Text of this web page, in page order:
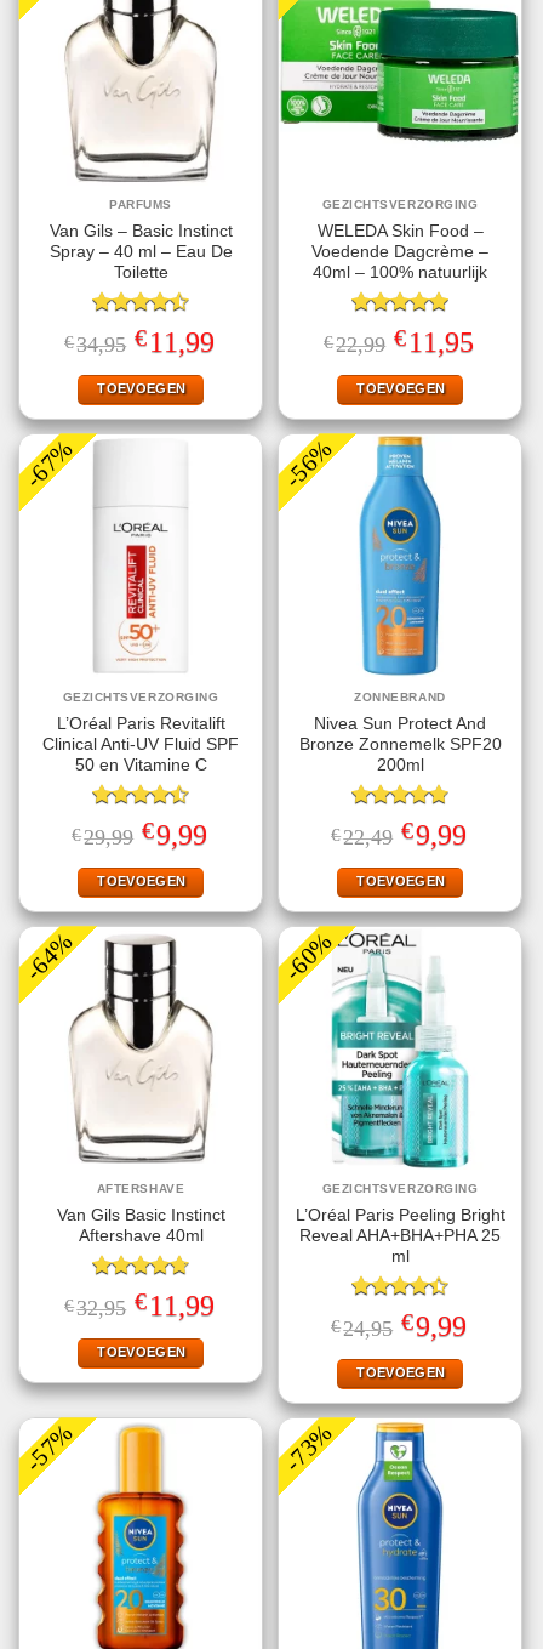
PARFUMS
Van Gils – Basic Instinct
Spray – 40 ml – Eau De
Toilette
Gewaardeerd
4.50uit 5
€34,95 Oorspronkelijke
prijs
was:
€34,95.
€11,99Huidige
prijs
TOEVOEGEN
GEZICHTSVERZORGING
WELEDA Skin Food –
Voedende Dagcrème –
40ml – 100% natuurlijk
Gewaardeerd
5.00uit 5
€22,99 Oorspronkelijke
prijs
was:
€22,99.
€11,95prijs
TOEVOEGEN
-67%
GEZICHTSVERZORGING
L’Oréal Paris Revitalift
Clinical Anti-UV Fluid SPF
50 en Vitamine C
Gewaardeerd
4.50uit 5
€29,99 Oorspronkelijke
prijs
was:
€29,99.
€9,99Huidige
prijs
TOEVOEGEN
-56%
ZONNEBRAND
Nivea Sun Protect And
Bronze Zonnemelk SPF20
200ml
Gewaardeerd
4.78uit 5
€22,49 Oorspronkelijke
prijs
was:
€22,49.
€9,99Huidige
prijs
TOEVOEGEN
-64%
AFTERSHAVE
Van Gils Basic Instinct
Aftershave 40ml
Gewaardeerd
4.71uit 5
€32,95 Oorspronkelijke
prijs
was:
€32,95.
€11,99Huidige
prijs
TOEVOEGEN
-60%
GEZICHTSVERZORGING
L’Oréal Paris Peeling Bright
Reveal AHA+BHA+PHA 25
ml
Gewaardeerd
4.40uit 5
€24,95 Oorspronkelijke
prijs
was:
€24,95.
€9,99Huidige
prijs
TOEVOEGEN
-57% -73%